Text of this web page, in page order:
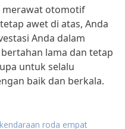
merawat otomotif
awet di atas, Anda
Anda dalam
lama dan tetap
untuk selalu
baik dan berkala.
roda empat